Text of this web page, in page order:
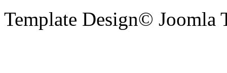
Template Design© Joomla